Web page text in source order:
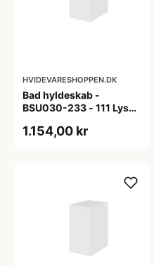
HVIDEVARESHOPPEN.DK
Bad hyldeskab -
BSU030-233 - 111 Lys
1.154,00 kr